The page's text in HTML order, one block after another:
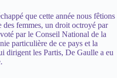
que cette année nous fêtions
femmes, un droit octroyé par
par le Conseil National de la
particulière de ce pays et la
dirigent les Partis, De Gaulle a eu